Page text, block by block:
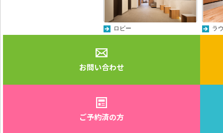
ロビー ラ
お問い合わせ
ご予約済の方